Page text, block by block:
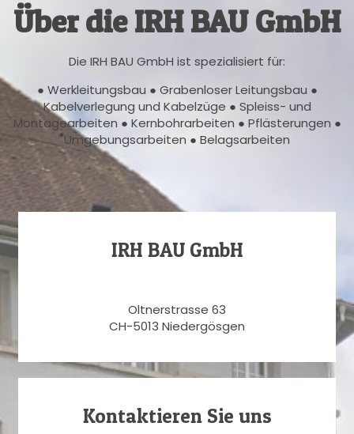
Über die IRH BAU GmbH
Die IRH BAU GmbH ist spezialisiert für:
● Werkleitungsbau ● Grabenloser Leitungsbau ●
Kabelverlegung und Kabelzüge ● Spleiss- und
Montagearbeiten ● Kernbohrarbeiten ● Pflästerungen ●
Umgebungsarbeiten ● Belagsarbeiten
IRH BAU GmbH
Oltnerstrasse 63
CH-5013 Niedergösgen
Kontaktieren Sie uns